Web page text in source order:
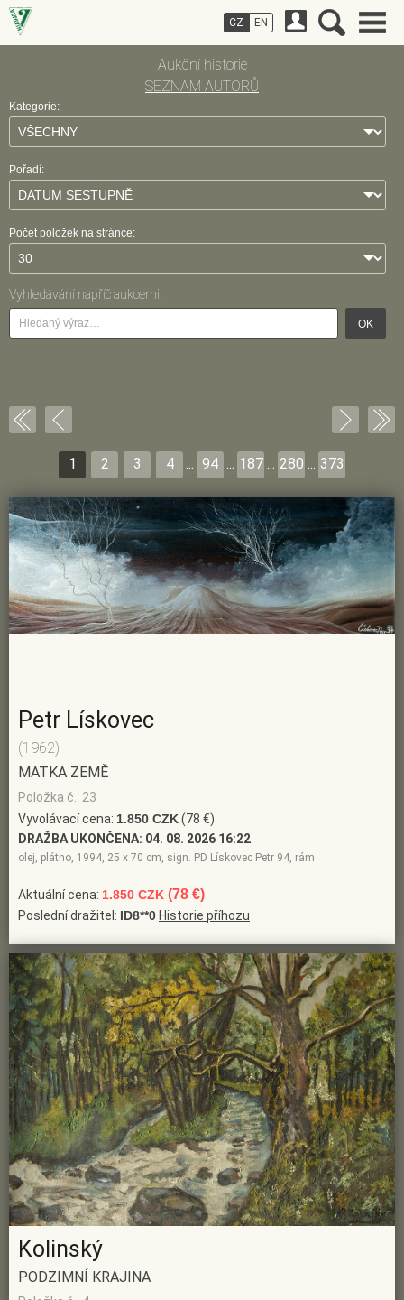
Aukční historie
SEZNAM AUTORŮ
Kategorie:
Pořadí:
Počet položek na stránce:
Vyhledávání napříč aukcemi:
OK
1 2 3 4 ... 94 ... 187 ... 280 ... 373
Petr Lískovec
(1962)
MATKA ZEMĚ
Položka č.: 23
Vyvolávací cena: 1.850 CZK(78 €)
DRAŽBA UKONČENA: 04. 08. 2026 16:22
olej, plátno, 1994, 25 x 70 cm, sign. PD Lískovec Petr 94, rám
Aktuální cena: 1.850 CZK (78 €)
Poslední dražitel: ID8**0 Historie příhozu
Kolinský
PODZIMNÍ KRAJINA
CZ EN